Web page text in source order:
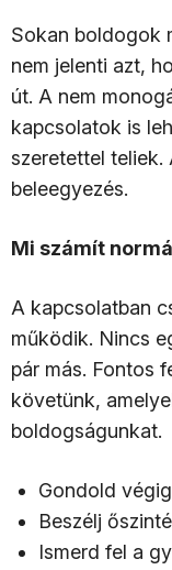
Sokan boldogok
nem jelenti azt,
út. A nem
kapcsolatok is
szeretettel teliek.
beleegyezés.
Mi számít
A kapcsolatban
működik. Nincs
pár más. Fontos
követünk,
boldogságunkat.
Gondold
Beszélj
Ismerd fel a